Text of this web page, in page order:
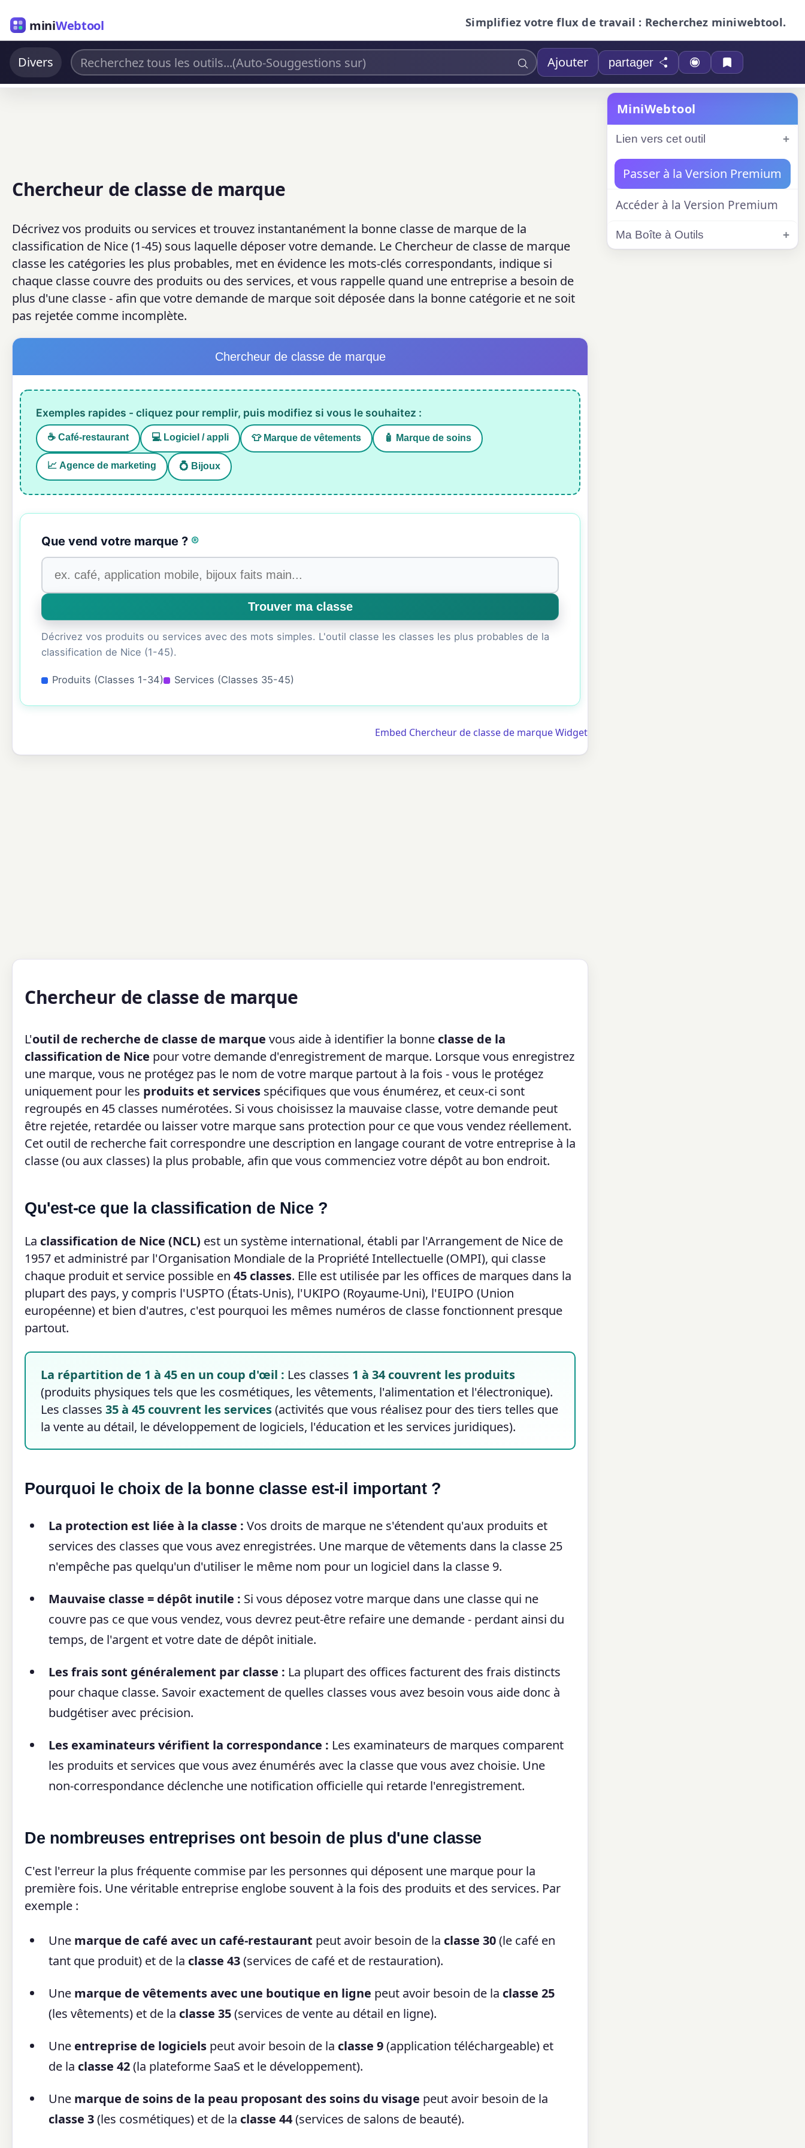
miniWebtool Simplifiez votre flux de travail : Recherchez miniwebtool.
Divers Ajouter partager
Chercheur de classe de marque
Décrivez vos produits ou services et trouvez instantanément la bonne classe de marque de la
classification de Nice (1-45) sous laquelle déposer votre demande. Le Chercheur de classe de marque
classe les catégories les plus probables, met en évidence les mots-clés correspondants, indique si
chaque classe couvre des produits ou des services, et vous rappelle quand une entreprise a besoin de
plus d'une classe - afin que votre demande de marque soit déposée dans la bonne catégorie et ne soit
pas rejetée comme incomplète.
Chercheur de classe de marque
Exemples rapides - cliquez pour remplir, puis modifiez si vous le souhaitez :
☕ Café-restaurant 💻 Logiciel / appli 👕 Marque de vêtements 🧴 Marque de soins
📈 Agence de marketing 💍 Bijoux
Que vend votre marque ? ®
Décrivez vos produits ou services avec des mots simples. L'outil classe les classes les plus probables de la
classification de Nice (1-45).
Produits (Classes 1-34) Services (Classes 35-45)
Embed Chercheur de classe de marque Widget
Chercheur de classe de marque
L'outil de recherche de classe de marque vous aide à identifier la bonne classe de la
classification de Nice pour votre demande d'enregistrement de marque. Lorsque vous enregistrez
une marque, vous ne protégez pas le nom de votre marque partout à la fois - vous le protégez
uniquement pour les produits et services spécifiques que vous énumérez, et ceux-ci sont
regroupés en 45 classes numérotées. Si vous choisissez la mauvaise classe, votre demande peut
être rejetée, retardée ou laisser votre marque sans protection pour ce que vous vendez réellement.
Cet outil de recherche fait correspondre une description en langage courant de votre entreprise à la
classe (ou aux classes) la plus probable, afin que vous commenciez votre dépôt au bon endroit.
Qu'est-ce que la classification de Nice ?
La classification de Nice (NCL) est un système international, établi par l'Arrangement de Nice de
1957 et administré par l'Organisation Mondiale de la Propriété Intellectuelle (OMPI), qui classe
chaque produit et service possible en 45 classes. Elle est utilisée par les offices de marques dans la
plupart des pays, y compris l'USPTO (États-Unis), l'UKIPO (Royaume-Uni), l'EUIPO (Union
européenne) et bien d'autres, c'est pourquoi les mêmes numéros de classe fonctionnent presque
partout.
La répartition de 1 à 45 en un coup d'œil : Les classes 1 à 34 couvrent les produits
(produits physiques tels que les cosmétiques, les vêtements, l'alimentation et l'électronique).
Les classes 35 à 45 couvrent les services(activités que vous réalisez pour des tiers telles que
la vente au détail, le développement de logiciels, l'éducation et les services juridiques).
Pourquoi le choix de la bonne classe est-il important ?
La protection est liée à la classe : Vos droits de marque ne s'étendent qu'aux produits et
services des classes que vous avez enregistrées. Une marque de vêtements dans la classe 25
n'empêche pas quelqu'un d'utiliser le même nom pour un logiciel dans la classe 9.
Mauvaise classe = dépôt inutile : Si vous déposez votre marque dans une classe qui ne
couvre pas ce que vous vendez, vous devrez peut-être refaire une demande - perdant ainsi du
temps, de l'argent et votre date de dépôt initiale.
Les frais sont généralement par classe : La plupart des offices facturent des frais distincts
pour chaque classe. Savoir exactement de quelles classes vous avez besoin vous aide donc à
budgétiser avec précision.
Les examinateurs vérifient la correspondance : Les examinateurs de marques comparent
les produits et services que vous avez énumérés avec la classe que vous avez choisie. Une
non-correspondance déclenche une notification officielle qui retarde l'enregistrement.
De nombreuses entreprises ont besoin de plus d'une classe
C'est l'erreur la plus fréquente commise par les personnes qui déposent une marque pour la
première fois. Une véritable entreprise englobe souvent à la fois des produits et des services. Par
exemple :
Une marque de café avec un café-restaurant peut avoir besoin de la classe 30(le café en
tant que produit) et de la classe 43(services de café et de restauration).
Une marque de vêtements avec une boutique en ligne peut avoir besoin de la classe 25
(les vêtements) et de la classe 35(services de vente au détail en ligne).
Une entreprise de logiciels peut avoir besoin de la classe 9(application téléchargeable) et
de la classe 42(la plateforme SaaS et le développement).
Une marque de soins de la peau proposant des soins du visage peut avoir besoin de la
classe 3(les cosmétiques) et de la classe 44(services de salons de beauté).
MiniWebtool
Lien vers cet outil
Passer à la Version Premium
Accéder à la Version Premium
Ma Boîte à Outils